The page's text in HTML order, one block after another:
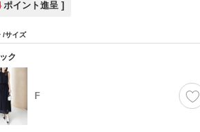
ポイント進呈 ]
サイズ
ク
F